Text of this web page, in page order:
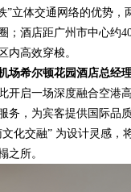
”立体交通网络的优势
；酒店距广州市中心约
内高效穿梭。
场希尔顿花园酒店总经
开启一场深度融合空
务，为宾客提供国际品
文化交融” 为设计灵感
之所。